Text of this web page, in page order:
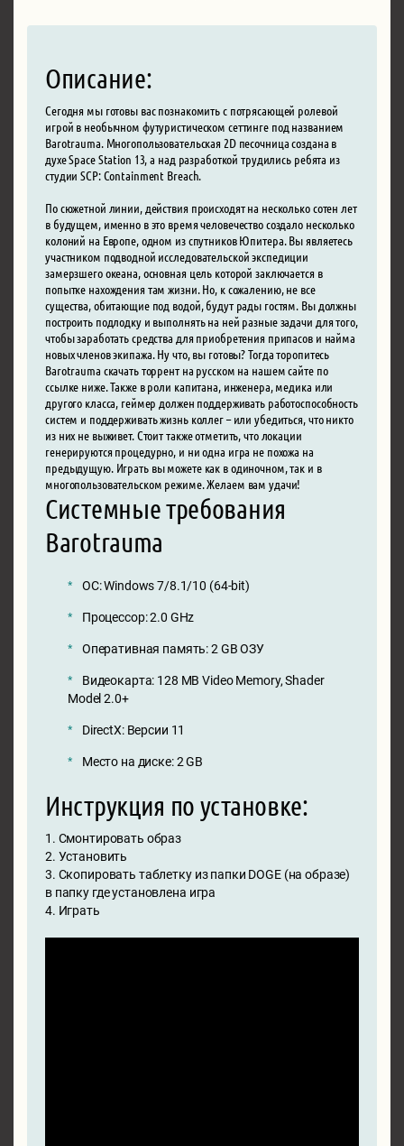
Описание:
Сегодня мы готовы вас познакомить с потрясающей ролевой
игрой в необычном футуристическом сеттинге под названием
Barotrauma. Многопользовательская 2D песочница создана в
духе Space Station 13, а над разработкой трудились ребята из
студии SCP: Containment Breach.
По сюжетной линии, действия происходят на несколько сотен лет
в будущем, именно в это время человечество создало несколько
колоний на Европе, одном из спутников Юпитера. Вы являетесь
участником подводной исследовательской экспедиции
замерзшего океана, основная цель которой заключается в
попытке нахождения там жизни. Но, к сожалению, не все
существа, обитающие под водой, будут рады гостям. Вы должны
построить подлодку и выполнять на ней разные задачи для того,
чтобы заработать средства для приобретения припасов и найма
новых членов экипажа. Ну что, вы готовы? Тогда торопитесь
Barotrauma скачать торрент на русском на нашем сайте по
ссылке ниже. Также в роли капитана, инженера, медика или
другого класса, геймер должен поддерживать работоспособность
систем и поддерживать жизнь коллег – или убедиться, что никто
из них не выживет. Стоит также отметить, что локации
генерируются процедурно, и ни одна игра не похожа на
предыдущую. Играть вы можете как в одиночном, так и в
многопользовательском режиме. Желаем вам удачи!
Системные требования
Barotrauma
ОС: Windows 7/8.1/10 (64-bit)
Процессор: 2.0 GHz
Оперативная память: 2 GB ОЗУ
Видеокарта: 128 MB Video Memory, Shader
Model 2.0+
DirectX: Версии 11
Место на диске: 2 GB
Инструкция по установке:
1. Смонтировать образ
2. Установить
3. Скопировать таблетку из папки DOGE (на образе)
в папку где установлена игра
4. Играть